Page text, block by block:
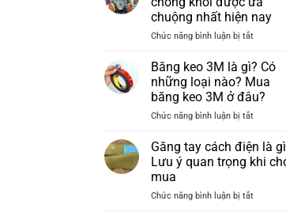
chuộng nhất hiện nay
Chức năng bình luận bị tắtở
top
4
mặt
nạ
chống
được
ưa
hiện
Băng keo 3M là gì? Có
những loại nào? Mua
băng keo 3M ở đâu?
Chức năng bình luận bị tắtở
keo
3M
là
Có
Găng tay cách điện là
Lưu ý quan trọng khi
mua
Chức năng bình luận bị tắtở